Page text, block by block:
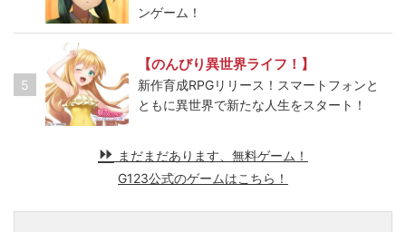
ンゲーム！
5
【のんびり異世界ライフ！】
新作育成RPGリリース！スマートフォンと
ともに異世界で新たな人生をスタート！
まだまだあります、無料ゲーム！
G123公式のゲームはこちら！